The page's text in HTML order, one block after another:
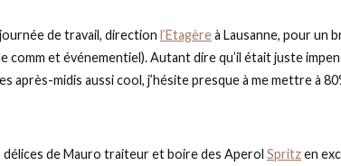
de travail, direction l’Etagèreà Lausanne, pour un
comm et événementiel). Autant dire qu’il était juste
après-midis aussi cool, j’hésite presque à me mettre à
de Mauro traiteur et boire des Aperol Spritzen